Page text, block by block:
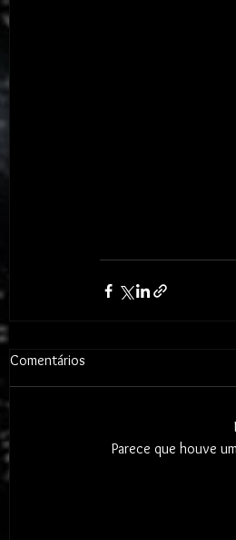
Comentários
Parece que houve